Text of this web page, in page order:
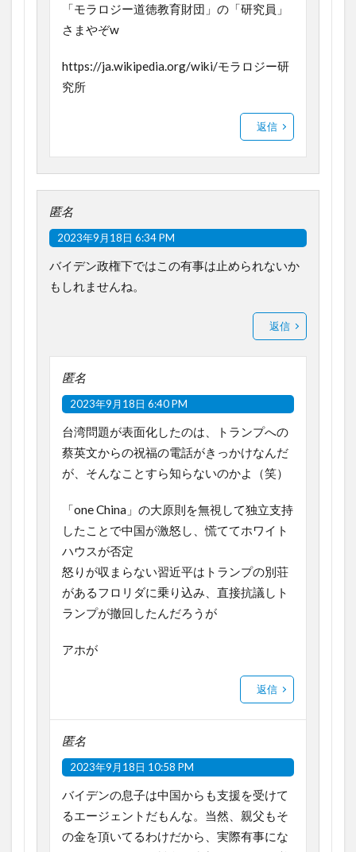
「モラロジー道徳教育財団」の「研究員」
さまやぞw
https://ja.wikipedia.org/wiki/モラロジー研
究所
返信
匿名
2023年9月18日 6:34 PM
バイデン政権下ではこの有事は止められないか
もしれませんね。
返信
匿名
2023年9月18日 6:40 PM
台湾問題が表面化したのは、トランプへの
蔡英文からの祝福の電話がきっかけなんだ
が、そんなことすら知らないのかよ（笑）
「one China」の大原則を無視して独立支持
したことで中国が激怒し、慌ててホワイト
ハウスが否定
怒りが収まらない習近平はトランプの別荘
があるフロリダに乗り込み、直接抗議しト
ランプが撤回したんだろうが
アホが
返信
匿名
2023年9月18日 10:58 PM
バイデンの息子は中国からも支援を受けて
るエージェントだもんな。当然、親父もそ
の金を頂いてるわけだから、実際有事にな